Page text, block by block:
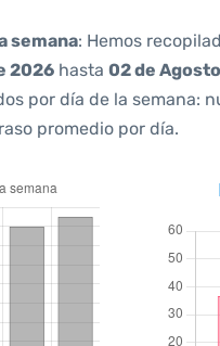
semana: Hemos
2026 hasta 02 de
por día de la semana:
promedio por día.